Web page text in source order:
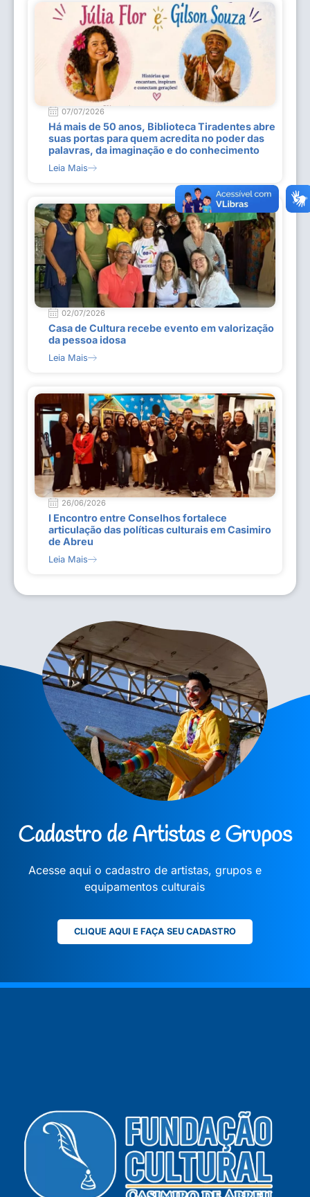
07/07/2026
Há mais de 50 anos, Biblioteca Tiradentes abre
suas portas para quem acredita no poder das
palavras, da imaginação e do conhecimento
Leia Mais
02/07/2026
Casa de Cultura recebe evento em valorização
da pessoa idosa
Leia Mais
26/06/2026
I Encontro entre Conselhos fortalece
articulação das políticas culturais em Casimiro
de Abreu
Leia Mais
Cadastro de Artistas e Grupos
Acesse aqui o cadastro de artistas, grupos e
equipamentos culturais
CLIQUE AQUI E FAÇA SEU CADASTRO